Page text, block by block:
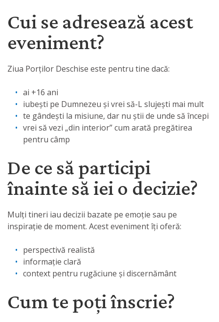
Cui se adresează acest
eveniment?
Ziua Porților Deschise este pentru tine dacă:
ai +16 ani
iubești pe Dumnezeu și vrei să-L slujești mai mult
te gândești la misiune, dar nu știi de unde să începi
vrei să vezi „din interior” cum arată pregătirea
pentru câmp
De ce să participi
înainte să iei o decizie?
Mulți tineri iau decizii bazate pe emoție sau pe
inspirație de moment. Acest eveniment îți oferă:
perspectivă realistă
informație clară
context pentru rugăciune și discernământ
Cum te poți înscrie?